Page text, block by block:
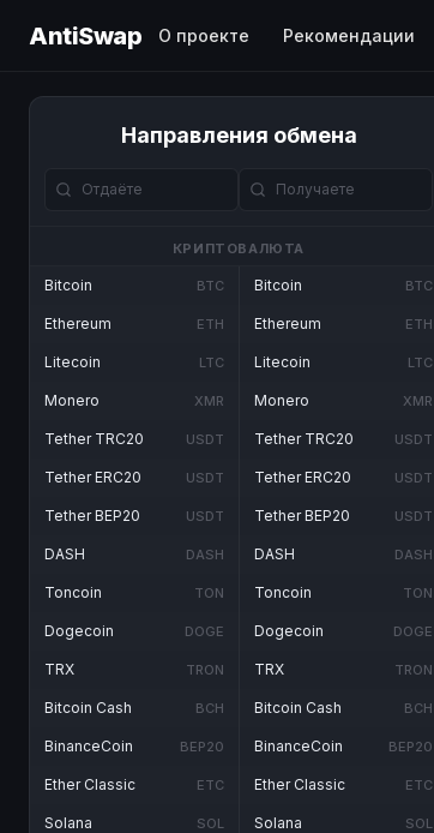
AntiSwap О проекте Рекомендации
Направления обмена
КРИПТОВАЛЮТА
Bitcoin BTC
Ethereum ETH
Litecoin LTC
Monero XMR
Tether TRC20 USDT
Tether ERC20 USDT
Tether BEP20 USDT
DASH DASH
Toncoin TON
Dogecoin DOGE
TRX TRON
Bitcoin Cash BCH
BinanceCoin BEP20
Ether Classic ETC
Solana SOL
Bitcoin BTC
Ethereum ETH
Litecoin LTC
Monero XMR
Tether TRC20 USDT
Tether ERC20 USDT
Tether BEP20 USDT
DASH DASH
Toncoin TON
Dogecoin DOGE
TRX TRON
Bitcoin Cash BCH
BinanceCoin BEP20
Ether Classic ETC
Solana SOL